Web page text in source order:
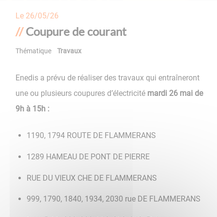
Le 26/05/26
Coupure de courant
Thématique Travaux
Enedis a prévu de réaliser des travaux qui entraîneront
une ou plusieurs coupures d’électricité mardi 26 mai de
9h à 15h :
1190, 1794 ROUTE DE FLAMMERANS
1289 HAMEAU DE PONT DE PIERRE
RUE DU VIEUX CHE DE FLAMMERANS
999, 1790, 1840, 1934, 2030 rue DE FLAMMERANS